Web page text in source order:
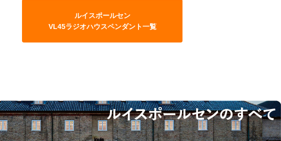
ルイスポールセン
VL45ラジオハウスペンダント一覧